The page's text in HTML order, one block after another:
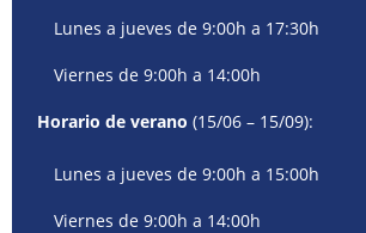
Lunes a jueves de 9:00h a 17:30h
Viernes de 9:00h a 14:00h
Horario de verano (15/06 – 15/09):
Lunes a jueves de 9:00h a 15:00h
Viernes de 9:00h a 14:00h